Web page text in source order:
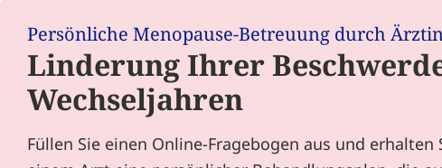
Persönliche Menopause-Betreuung durch
Linderung Ihrer
Wechseljahren
Füllen Sie einen Online-Fragebogen aus und